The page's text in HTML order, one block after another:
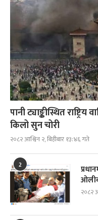
पानी ट्याङ्कीस्थित
किलो सुन चोरी
२०८२ आश्विन २, बिहीबार १३:४६ गते
2
२०८२